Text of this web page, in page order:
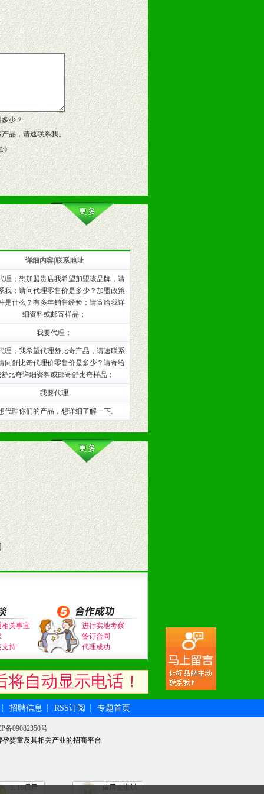
作手册、专柜咨询手册等各种市
。
（包括POP、彩页、手提袋、易
趋势与流行。
营养建康知识。为经销商、分销商
多少？
品，请速联系我。
》
详细内容|联系地址
理；想加盟贵店我希望加盟该品牌，请
我；请问代理零售价是多少？加盟政策
是什么？有多年销售经验；请寄给我详
细资料或邮寄样品；
我要代理；
理；我希望代理舒比奇产品，请速联系
问舒比奇代理价零售价是多少？请寄给
比奇详细资料或邮寄舒比奇样品；
我要代理
代理你们的产品，想详细了解一下。
关事宜
支持
进行实地考察
签订合同
代理成功
自动显示电话！
┆ 招聘信息 ┆ RSS订阅 ┆ 专题首页
备09082350号
孕婴童及其相关产业的招商平台